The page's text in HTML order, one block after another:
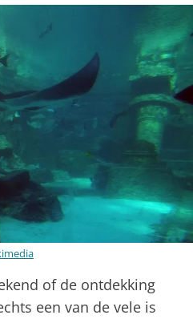
of de ontdekking
een van de vele is